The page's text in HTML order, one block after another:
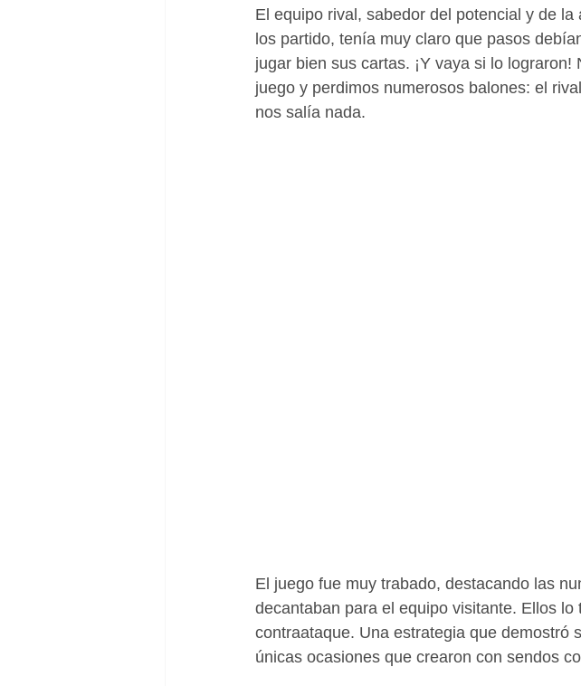
El equipo rival, sabedor del potencial y de
los partido, tenía muy claro que pasos
jugar bien sus cartas. ¡Y vaya si lo
juego y perdimos numerosos balones: el
nos salía nada.
El juego fue muy trabado, destacando las
decantaban para el equipo visitante. Ellos
contraataque. Una estrategia que demostró
únicas ocasiones que crearon con sendos